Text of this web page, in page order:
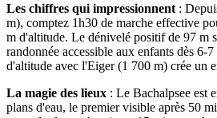
Les chiffres qui impressionnent :
m), comptez 1h30 de marche effective
m d'altitude. Le dénivelé positif de 97 m
randonnée accessible aux enfants dès 6-
d'altitude avec l'Eiger (1 700 m) crée un
La magie des lieux : Le Bachalpsee est
plans d'eau, le premier visible après 50